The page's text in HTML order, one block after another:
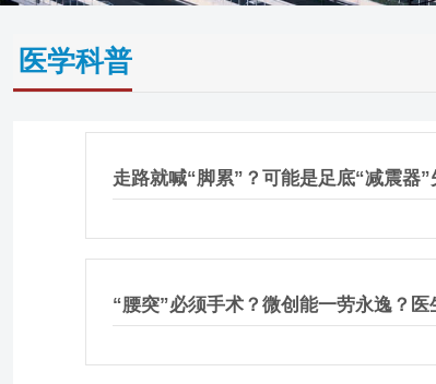
医学科普
走路就喊“脚累”？可能是足底“减震器
“腰突”必须手术？微创能一劳永逸？医